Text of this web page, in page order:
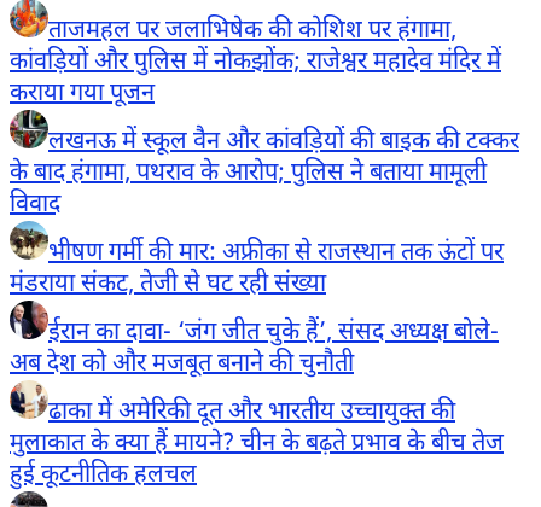
ताजमहल पर जलाभिषेक की कोशिश पर हंगामा,
कांवड़ियों और पुलिस में नोकझोंक; राजेश्वर महादेव मंदिर में
कराया गया पूजन
लखनऊ में स्कूल वैन और कांवड़ियों की बाइक की टक्कर
के बाद हंगामा, पथराव के आरोप; पुलिस ने बताया मामूली
विवाद
भीषण गर्मी की मार: अफ्रीका से राजस्थान तक ऊंटों पर
मंडराया संकट, तेजी से घट रही संख्या
ईरान का दावा- ‘जंग जीत चुके हैं’, संसद अध्यक्ष बोले-
अब देश को और मजबूत बनाने की चुनौती
ढाका में अमेरिकी दूत और भारतीय उच्चायुक्त की
मुलाकात के क्या हैं मायने? चीन के बढ़ते प्रभाव के बीच तेज
हुई कूटनीतिक हलचल